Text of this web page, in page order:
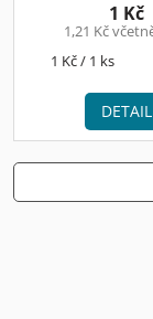
1,21 Kč
1 Kč
Měrná
1 Kč / 1 ks
DETAIL